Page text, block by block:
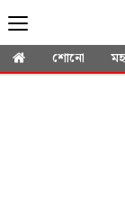
শোনো